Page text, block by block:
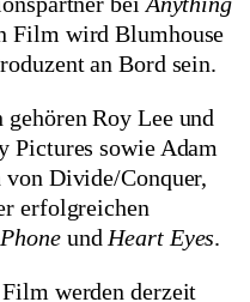
Film wird Blumhouse
an Bord sein.
Roy Lee und
Pictures sowie Adam
Divide/Conquer,
erfolgreichen
und Heart Eyes.
werden derzeit